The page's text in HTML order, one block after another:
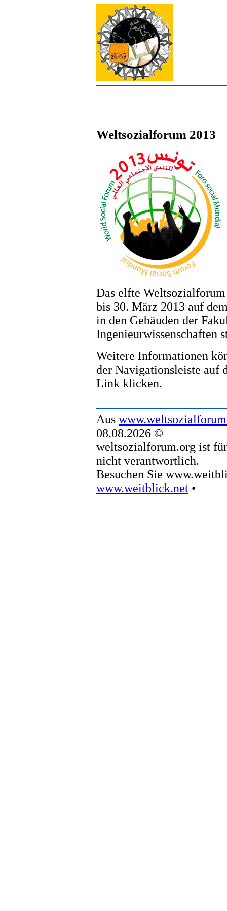
Weltsozialforum 2013
Das elfte
bis 30. März 2013 auf
in den Gebäuden der
Ingenieurwissenschaften
Weitere Informationen
der Navigationsleiste auf
Link klicken.
Aus
08.08.2026 ©
weltsozialforum.org ist
nicht verantwortlich.
Besuchen Sie
www.weitblick.net •